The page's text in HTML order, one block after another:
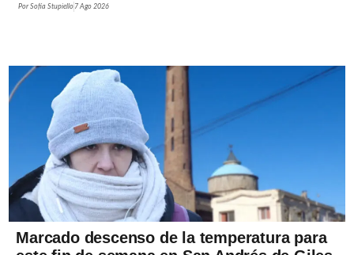
PorSofía Stupiello 7 Ago 2026
Marcado descenso de la temperatura para